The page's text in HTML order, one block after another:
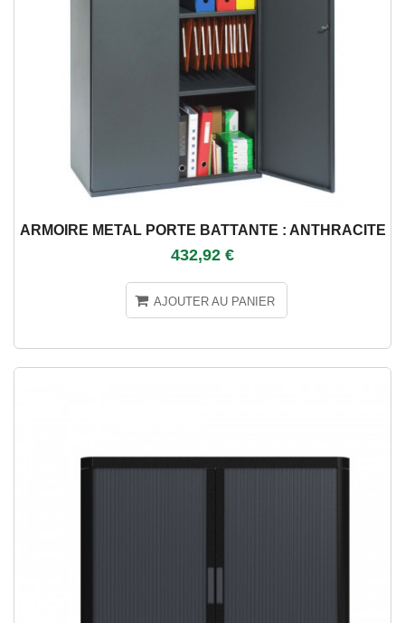
ARMOIRE METAL PORTE BATTANTE : ANTHRACITE
432,92 €
AJOUTER AU PANIER